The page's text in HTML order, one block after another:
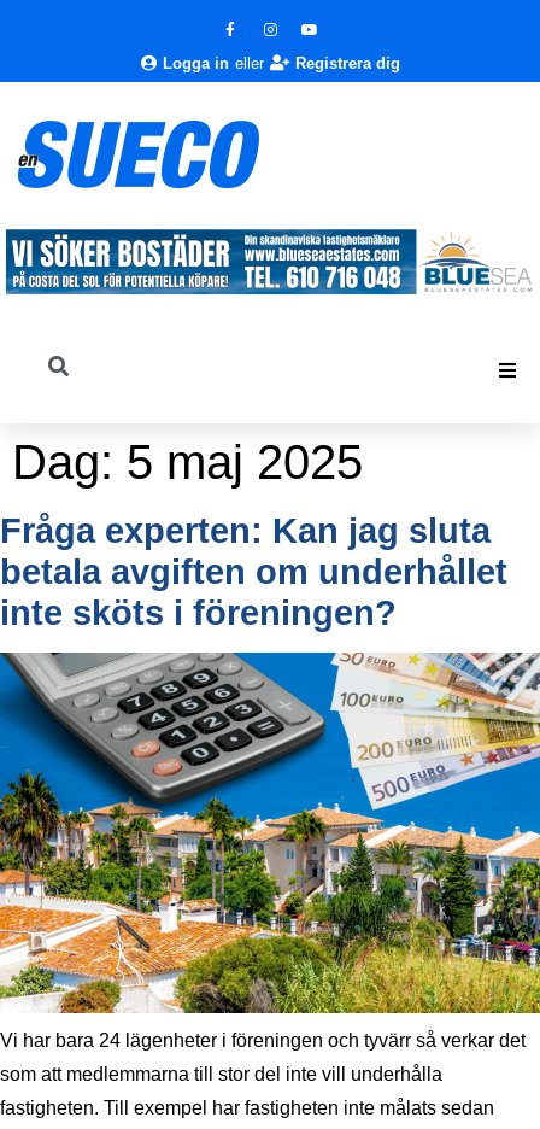
Logga in eller Registrera dig
Dag: 5 maj 2025
Fråga experten: Kan jag sluta
betala avgiften om underhållet
inte sköts i föreningen?
Vi har bara 24 lägenheter i föreningen och tyvärr så verkar det
som att medlemmarna till stor del inte vill underhålla
fastigheten. Till exempel har fastigheten inte målats sedan